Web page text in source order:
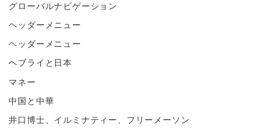
グローバルナビゲーション
ヘッダーメニュー
ヘッダーメニュー
ヘブライと日本
マネー
中国と中華
井口博士、イルミナティー、フリーメーソン